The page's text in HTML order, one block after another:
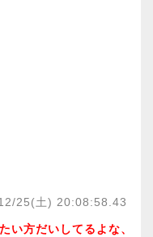
25(土) 20:08:58.43
い方だいしてるよな、